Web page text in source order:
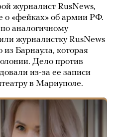
журналист RusNews,
о «фейках» об армии РФ.
аналогичному
журналистку RusNews
Барнаула, которая
Дело против
из-за ее записи
в Мариуполе.